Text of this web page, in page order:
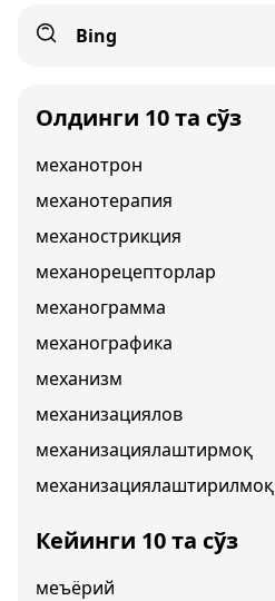
Bing
Олдинги 10 та сўз
механотрон
механотерапия
механострикция
механорецепторлар
механограмма
механографика
механизм
механизациялов
механизациялаштирмоқ
механизациялаштирилмоқ
Кейинги 10 та сўз
меъёрий